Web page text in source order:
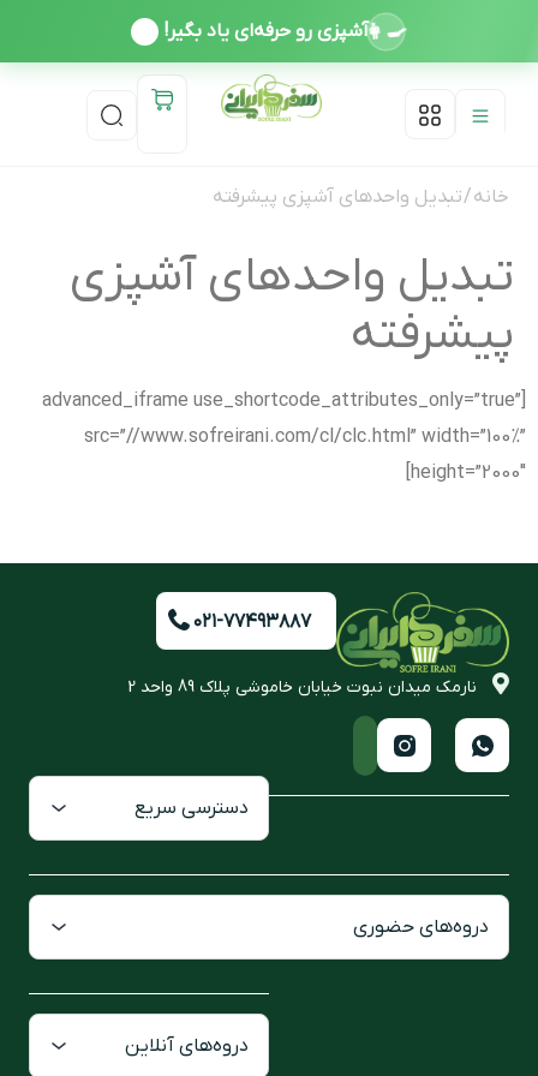
👩‍🍳آشپزی رو حرفه‌ای یاد بگیر!
خانه/ تبدیل واحدهای آشپزی پیشرفته
تبدیل واحدهای آشپزی
پیشرفته
[advanced_iframe use_shortcode_attributes_only=”true”
src=”//www.sofreirani.com/cl/clc.html” width=”100%”
height=”2000″]
۰۲۱-۷۷۴۹۳۸۸۷
نارمک میدان نبوت خیابان خاموشی پلاک 89 واحد 2
دسترسی سریع
دروه‌های حضوری
دروه‌های آنلاین